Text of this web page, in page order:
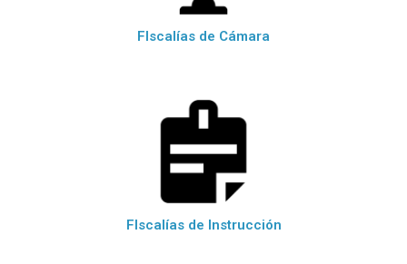
FIscalías de Cámara
FIscalías de Instrucción